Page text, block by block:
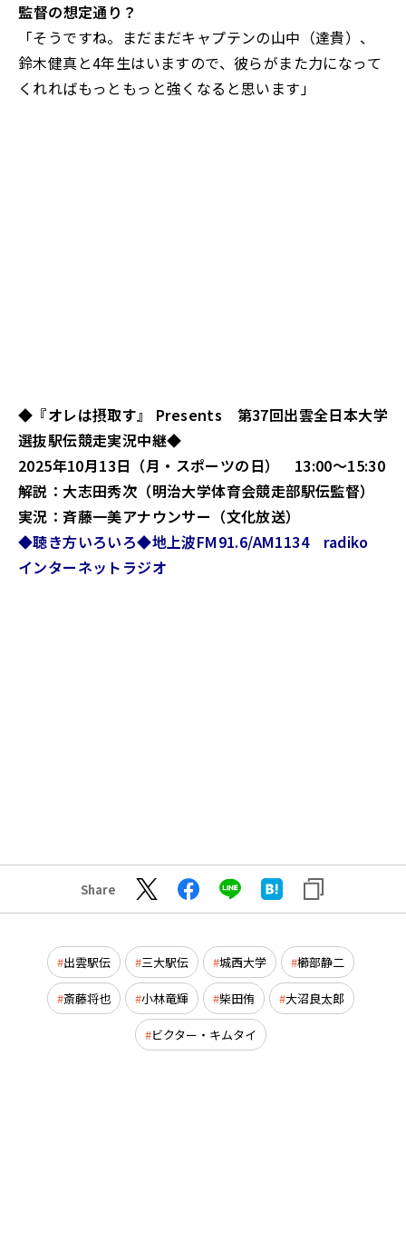
――監督の想定通り？
「そうですね。まだまだキャプテンの山中（達貴）、
鈴木健真と4年生はいますので、彼らがまた力になって
くれればもっともっと強くなると思います」
◆『オレは摂取す』 Presents 第37回出雲全日本大学
選抜駅伝競走実況中継◆
2025年10月13日（月・スポーツの日） 13:00～15:30
解説：大志田秀次（明治大学体育会競走部駅伝監督）
実況：斉藤一美アナウンサー（文化放送）
◆聴き方いろいろ◆地上波FM91.6/AM1134 radiko
インターネットラジオ
Share
出雲駅伝 三大駅伝 城西大学 櫛部静二
斎藤将也 小林竜輝 柴田侑 大沼良太郎
ビクター・キムタイ